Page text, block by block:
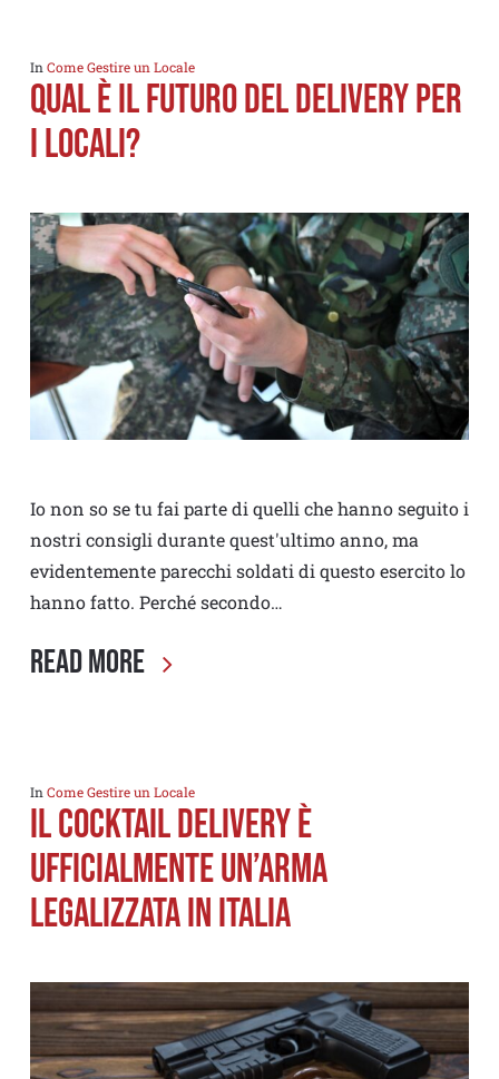
InCome Gestire un Locale
QUAL È IL FUTURO DEL DELIVERY PER
I LOCALI?
Io non so se tu fai parte di quelli che hanno seguito i
nostri consigli durante quest'ultimo anno, ma
evidentemente parecchi soldati di questo esercito lo
hanno fatto. Perché secondo…
Read More
In Come Gestire un Locale
Il Cocktail Delivery è
ufficialmente un’arma
legalizzata in Italia